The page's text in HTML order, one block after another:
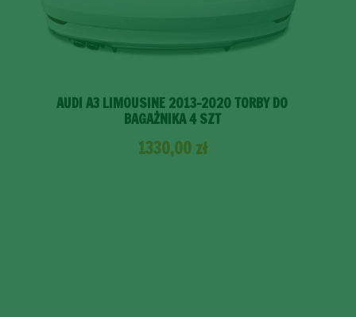
AUDI A3 LIMOUSINE 2013-2020 TORBY DO
BAGAŻNIKA 4 SZT
1330,00 zł